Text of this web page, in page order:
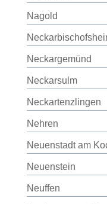
Nagold
Neckargemünd
Neckarsulm
Neckartenzlingen
Nehren
Neuenstadt am
Neuenstein
Neuffen